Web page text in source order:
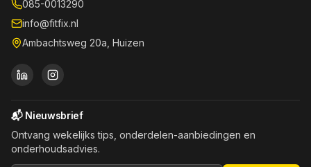
085-0013290
info@fitfix.nl
Ambachtsweg 20a, Huizen
📬 Nieuwsbrief
Ontvang wekelijks tips, onderdelen-aanbiedingen en
onderhoudsadvies.